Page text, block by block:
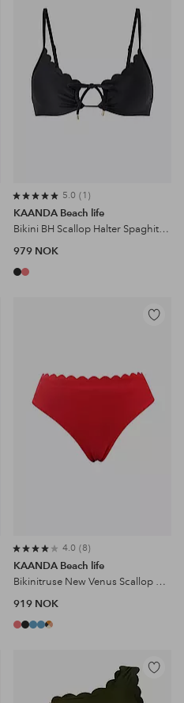
5.0 1
KAANDA Beach life
Bikini BH Scallop Halter Spaghitti Adjustable Straps w Removable Cups
979 NOK
Legg
4.0 8
KAANDA Beach life
Bikinitruse New Venus Scallop Mid Rise Bottom
919 NOK
Legg